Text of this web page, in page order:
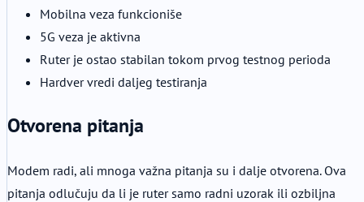
Mobilna veza funkcioniše
5G veza je aktivna
Ruter je ostao stabilan tokom prvog testnog perioda
Hardver vredi daljeg testiranja
Otvorena pitanja
Modem radi, ali mnoga važna pitanja su i dalje otvorena. Ova
pitanja odlučuju da li je ruter samo radni uzorak ili ozbiljna